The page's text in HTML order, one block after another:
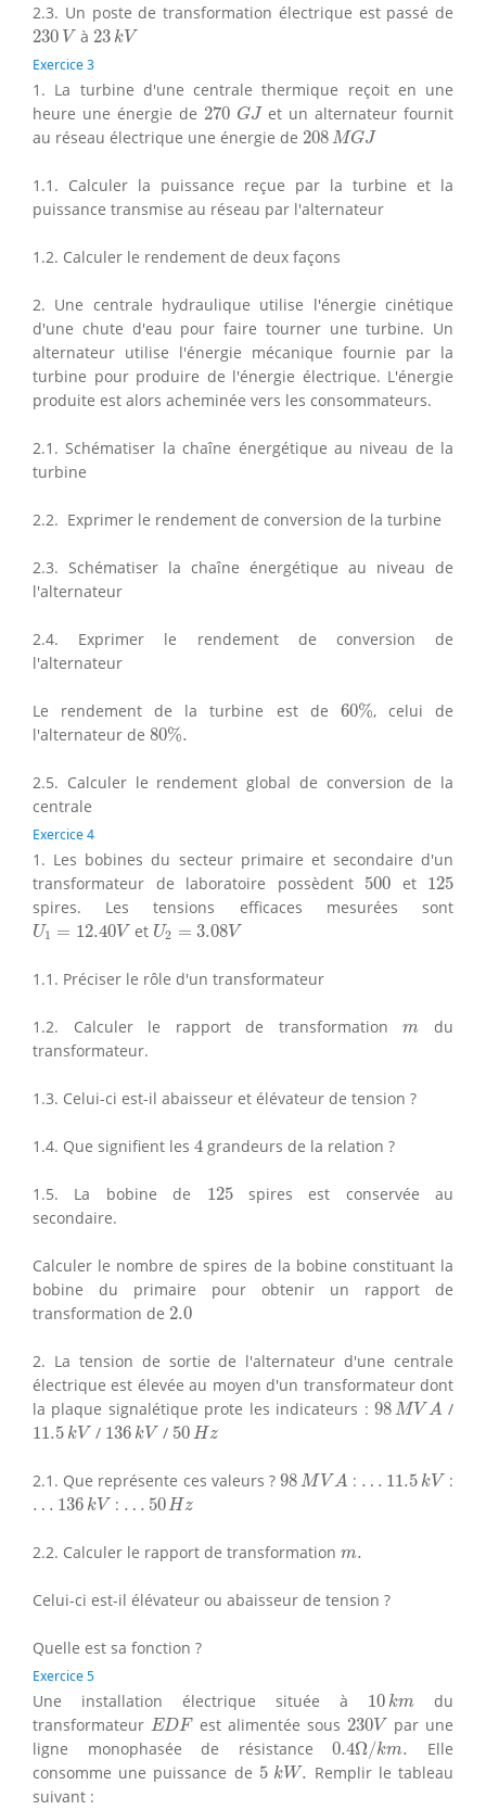
2.3. Un poste de transformation électrique est passé de
230 V
230Và 23 kV
23 kV
Exercice 3
1. La turbine d'une centrale thermique reçoit en une
heure une énergie de 270
270 GJ
GJ et un alternateur fournit
au réseau électrique une énergie de 208MGJ
208 MG
1.1. Calculer la puissance reçue par la turbine et la
puissance transmise au réseau par l'alternateur
1.2. Calculer le rendement de deux façons
2. Une centrale hydraulique utilise l'énergie cinétique
d'une chute d'eau pour faire tourner une turbine. Un
alternateur utilise l'énergie mécanique fournie par la
turbine pour produire de l'énergie électrique. L'énergie
produite est alors acheminée vers les consommateurs.
2.1. Schématiser la chaîne énergétique au niveau de la
turbine
2.2. Exprimer le rendement de conversion de la turbine
2.3. Schématiser la chaîne énergétique au niveau de
l'alternateur
2.4. Exprimer le rendement de conversion de
l'alternateur
Le rendement de la turbine est de 60%
60%, celui de
l'alternateur de 80%.
80%.
2.5. Calculer le rendement global de conversion de la
centrale
Exercice 4
1. Les bobines du secteur primaire et secondaire d'un
transformateur de laboratoire possèdent 500
500 et 125
125
spires. Les tensions efficaces mesurées sont
U1 = 12.40V
U1 12.40V et U2 = 3.08V
U2 3.08V
1.1. Préciser le rôle d'un transformateur
1.2. Calculer le rapport de transformationm
m
du
transformateur.
1.3. Celui-ci est-il abaisseur et élévateur de tension ?
1.4. Que signifient les 4
4 grandeurs de la relation ?
1.5. La bobine de 125
125spires est conservée au
secondaire.
Calculer le nombre de spires de la bobine constituant la
bobine du primaire pour obtenir un rapport de
transformation de 2.0
2.0
2. La tension de sortie de l'alternateur d'une centrale
électrique est élevée au moyen d'un transformateur dont
la plaque signalétique prote les indicateurs :98MV A
98 MVA /
11.5 kV
11.5kV/ 136 kV
136kV/ 50Hz
50 Hz
2.1. Que représente ces valeurs ?98M V A
98 MVA : … 11.5 kV
11.5kV :
… 136 kV
136k V : … 50Hz
50Hz
2.2. Calculer le rapport de transformation m.
m
Celui-ci est-il élévateur ou abaisseur de tension ?
Quelle est sa fonction ?
Exercice 5
Une installation électrique située à 10 km
10 kmdu
transformateur EDF
EDF est alimentée sous 230V
230V par une
ligne monophasée de résistance0.4Ω/km.
0.4Ω/k m. Elle
consomme une puissance de 5 kW.
5 kW.
Remplir le tableau
suivant :